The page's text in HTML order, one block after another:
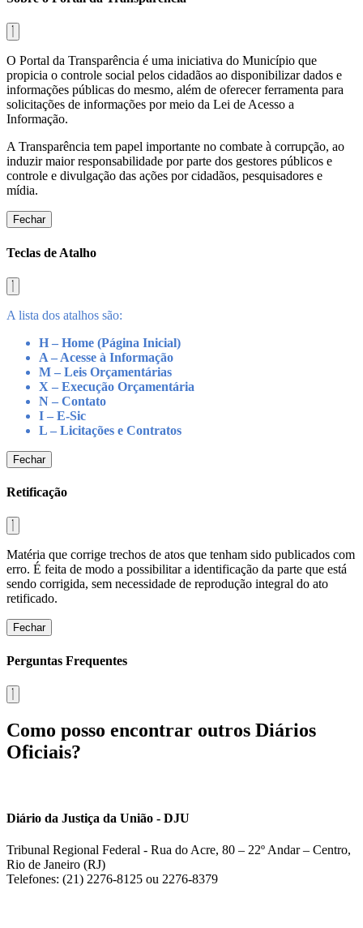
O Portal da Transparência é uma iniciativa do Município que
propicia o controle social pelos cidadãos ao disponibilizar dados e
informações públicas do mesmo, além de oferecer ferramenta para
solicitações de informações por meio da Lei de Acesso a
Informação.
A Transparência tem papel importante no combate à corrupção, ao
induzir maior responsabilidade por parte dos gestores públicos e
controle e divulgação das ações por cidadãos, pesquisadores e
mídia.
Fechar
Teclas de Atalho
A lista dos atalhos são:
H – Home (Página Inicial)
A – Acesse à Informação
M – Leis Orçamentárias
X – Execução Orçamentária
N – Contato
I – E-Sic
L – Licitações e Contratos
Fechar
Retificação
Matéria que corrige trechos de atos que tenham sido publicados com
erro. É feita de modo a possibilitar a identificação da parte que está
sendo corrigida, sem necessidade de reprodução integral do ato
retificado.
Fechar
Perguntas Frequentes
Como posso encontrar outros Diários
Oficiais?
Diário da Justiça da União - DJU
Tribunal Regional Federal - Rua do Acre, 80 – 22º Andar – Centro,
Rio de Janeiro (RJ)
Telefones: (21) 2276-8125 ou 2276-8379